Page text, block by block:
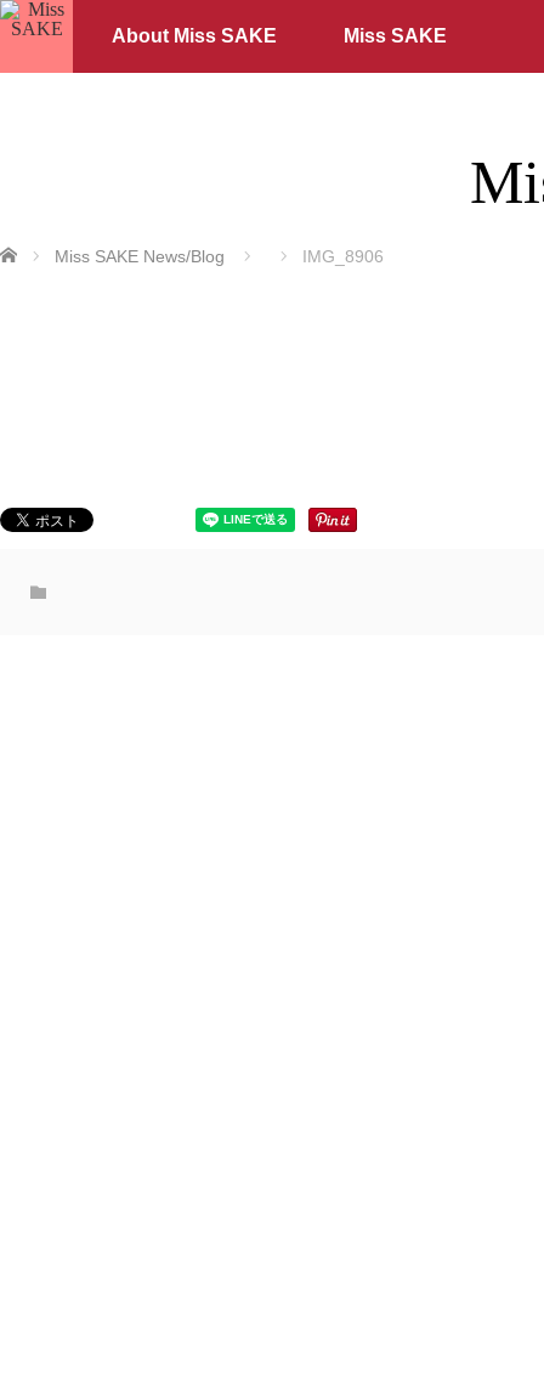
About Miss SAKE Miss SAKE
ホーム Miss SAKE News/Blog IMG_8906